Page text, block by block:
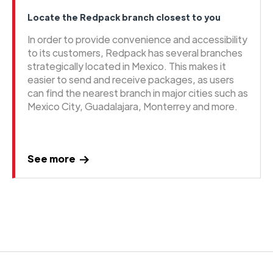
Locate the Redpack branch closest to you
In order to provide convenience and accessibility
to its customers, Redpack has several branches
strategically located in Mexico. This makes it
easier to send and receive packages, as users
can find the nearest branch in major cities such as
Mexico City, Guadalajara, Monterrey and more.
See more